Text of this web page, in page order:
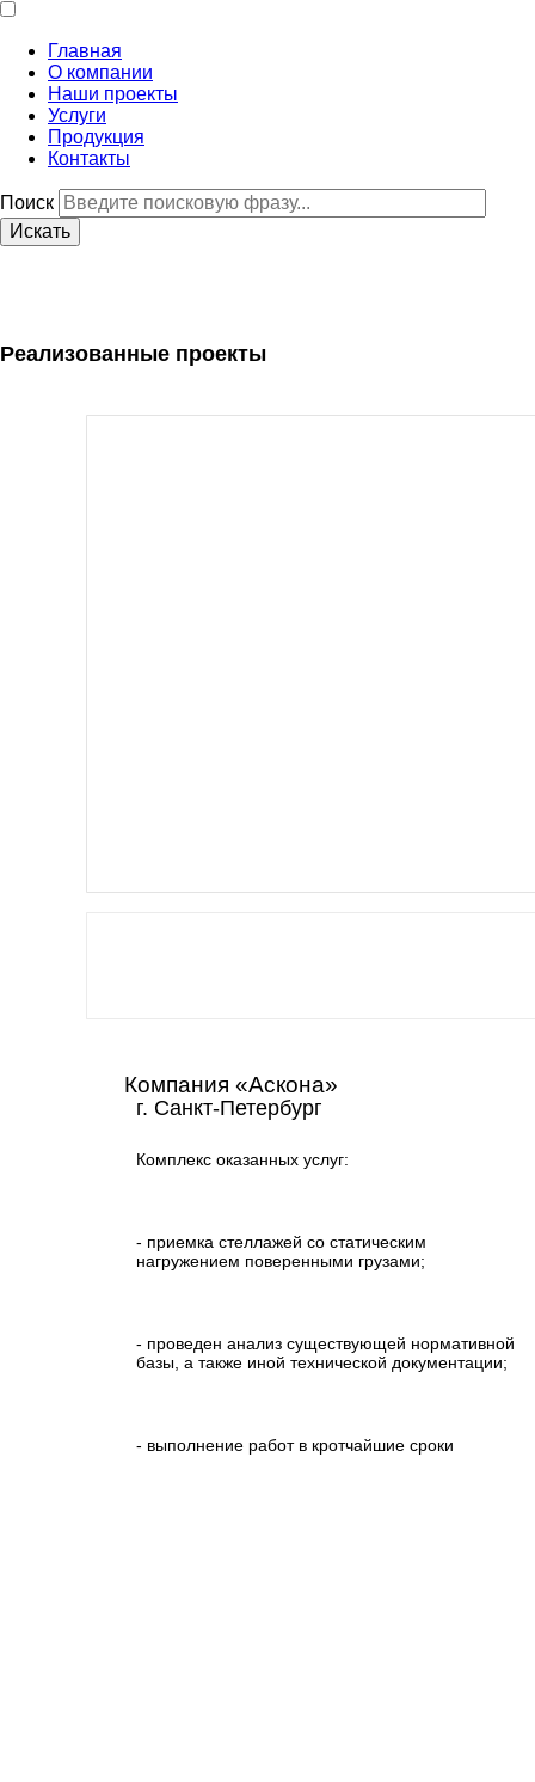
Главная
О компании
Наши проекты
Услуги
Продукция
Контакты
Поиск
Реализованные проекты
Компания «Аскона»
г. Санкт-Петербург
Комплекс оказанных услуг:
- приемка стеллажей со статическим
нагружением поверенными грузами;
- проведен анализ существующей нормативной
базы, а также иной технической документации;
- выполнение работ в кротчайшие сроки